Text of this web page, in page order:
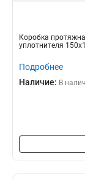
Коробка
уплотнителя
Подробнее
Наличие: В